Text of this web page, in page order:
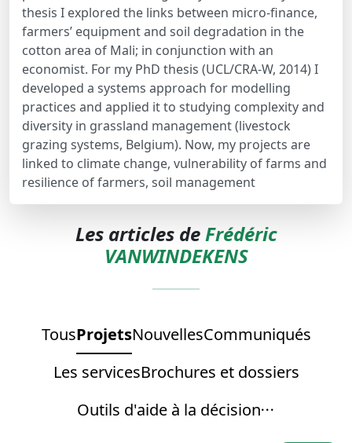
thesis I explored the links between micro-finance,
farmers’ equipment and soil degradation in the
cotton area of Mali; in conjunction with an
economist. For my PhD thesis (UCL/CRA-W, 2014) I
developed a systems approach for modelling
practices and applied it to studying complexity and
diversity in grassland management (livestock
grazing systems, Belgium). Now, my projects are
linked to climate change, vulnerability of farms and
resilience of farmers, soil management
Les articles deFrédéric
VANWINDEKENS
TousProjetsNouvellesCommuniqués
Les servicesBrochures et dossiers
Outils d'aide à la décision